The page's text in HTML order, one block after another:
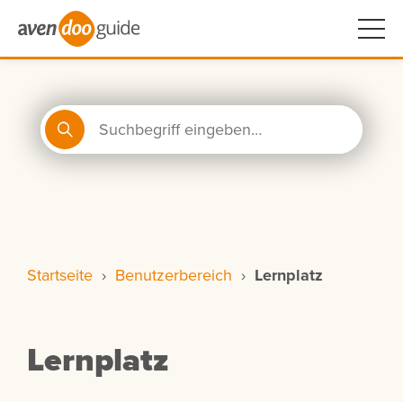
Startseite › Benutzerbereich › Lernplatz
Lernplatz